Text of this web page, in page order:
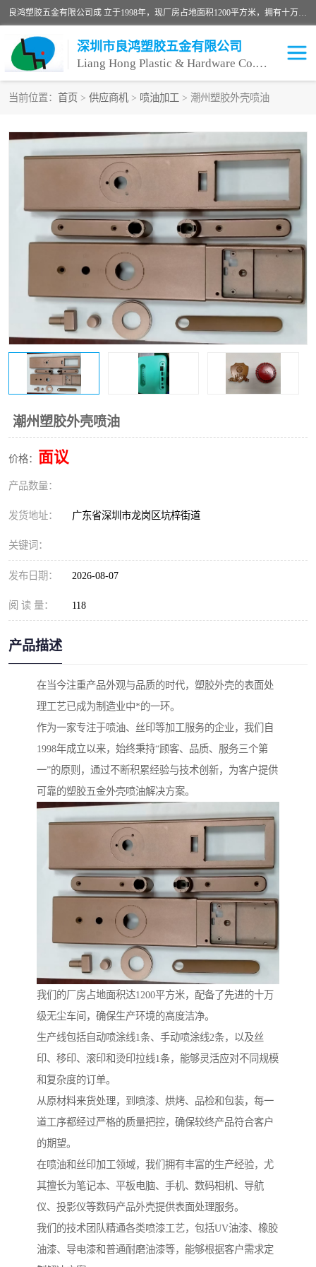
良鸿塑胶五金有限公司成 立于1998年，现厂房占地面积1200平方米，拥有十万级无尘车间，自动喷涂线1条，手动喷涂线2条，丝印移印滚印烫印拉线1条，本公司自建厂以来一直 以“顾客、品质、服务三个第一”为原则，从来货到处理、喷漆、烘烤、品检、包装等每一道工序都严格把持质量关，竭诚为广大朋友、客户服务。现如今已深得广 大客户信赖。
深圳市良鸿塑胶五金有限公司
Liang Hong Plastic & Hardware Co. Ltd
当前位置： 首页 > 供应商机 > 喷油加工 > 潮州塑胶外壳喷油
潮州塑胶外壳喷油
价格： 面议
产品数量：
发货地址： 广东省深圳市龙岗区坑梓街道
关键词：
发布日期： 2026-08-07
阅 读 量： 118
产品描述
在当今注重产品外观与品质的时代，塑胶外壳的表面处
理工艺已成为制造业中*的一环。
作为一家专注于喷油、丝印等加工服务的企业，我们自
1998年成立以来，始终秉持“顾客、品质、服务三个第
一”的原则，通过不断积累经验与技术创新，为客户提供
可靠的塑胶五金外壳喷油解决方案。
我们的厂房占地面积达1200平方米，配备了先进的十万
级无尘车间，确保生产环境的高度洁净。
生产线包括自动喷涂线1条、手动喷涂线2条，以及丝
印、移印、滚印和烫印拉线1条，能够灵活应对不同规模
和复杂度的订单。
从原材料来货处理，到喷漆、烘烤、品检和包装，每一
道工序都经过严格的质量把控，确保较终产品符合客户
的期望。
在喷油和丝印加工领域，我们拥有丰富的生产经验，尤
其擅长为笔记本、平板电脑、手机、数码相机、导航
仪、投影仪等数码产品外壳提供表面处理服务。
我们的技术团队精通各类喷漆工艺，包括UV油漆、橡胶
油漆、导电漆和普通耐磨油漆等，能够根据客户需求定
塑胶外壳喷油 五金外壳喷油